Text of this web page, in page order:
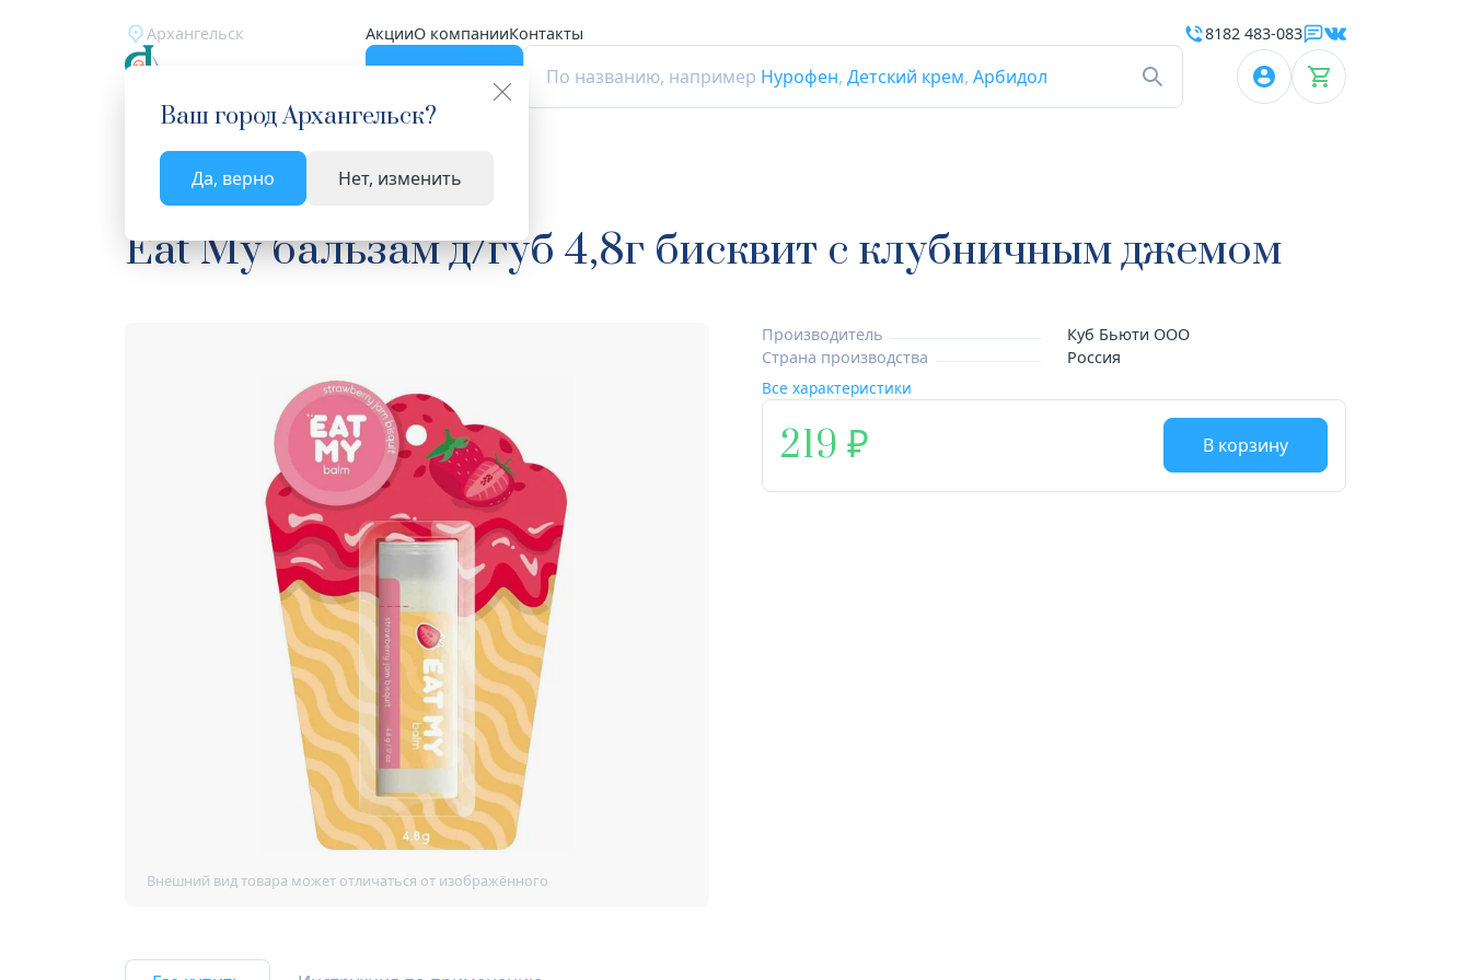
Архангельск АкцииО компанииКонтакты
По названию, например Нурофен, Детский крем, Арбидол
Ваш городАрхангельск?
Да, верно Нет, изменить
8182 483-083
Главная Каталог Косметика
Eat My бальзам д/губ 4,8г бисквит с клубничным джемом
Производитель
Куб Бьюти ООО
Страна производства
Россия
Все характеристики
219 В корзину